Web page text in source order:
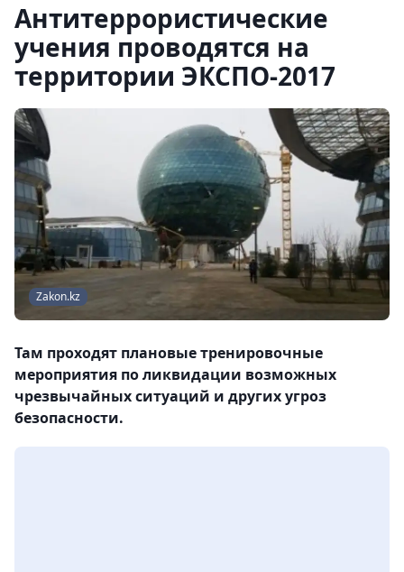
Антитеррористические
учения проводятся на
территории ЭКСПО-2017
Zakon.kz
Там проходят плановые тренировочные
мероприятия по ликвидации возможных
чрезвычайных ситуаций и других угроз
безопасности.